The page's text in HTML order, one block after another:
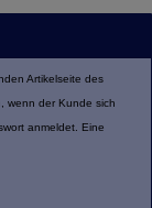
Artikelseite des
wenn der Kunde sich
anmeldet. Eine